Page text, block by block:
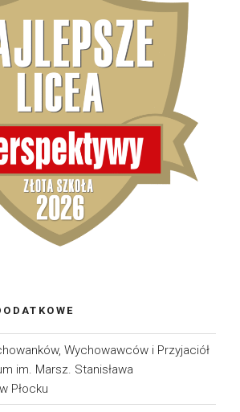
Wychowawców i Przyjaciół
im. Marsz. Stanisława
Płocku